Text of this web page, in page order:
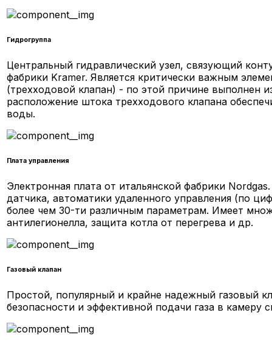
Гидрогруппа
Центральный гидравлический узел, связующий
фабрики Kramer. Является критически важным
(трехходовой клапан) - по этой причине выполнен
расположение штока трехходового клапана
воды.
Плата управления
Электронная плата от итальянской фабрики
датчика, автоматики удаленного управления (по
более чем 30-ти различным параметрам. Имеет
антилегионелла, защита котла от перегрева и др.
Газовый клапан
Простой, популярный и крайне надежный газовый
безопасности и эффективной подачи газа в камеру